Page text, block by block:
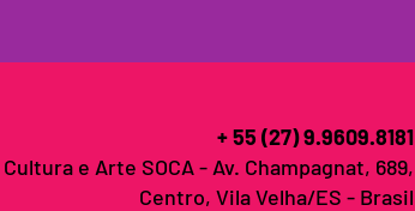
+ 55 (27) 9.9609.8181
e Arte SOCA - Av. Champagnat, 689,
Centro, Vila Velha/ES - Brasil